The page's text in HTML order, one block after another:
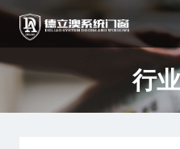
品牌中心
品牌介绍
企业文化
产品中心
窗系列
门系列
新闻中心
公司新闻
行业资讯
行